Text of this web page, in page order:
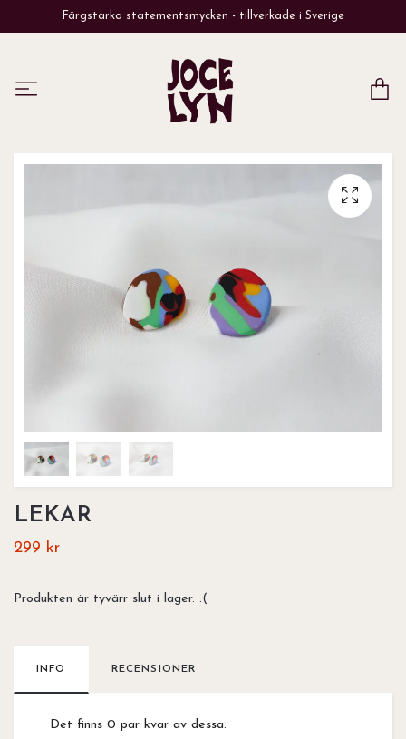
Färgstarka statementsmycken - tillverkade i Sverige
LEKAR
299 kr
Produkten är tyvärr slut i lager. :(
INFO RECENSIONER
Det finns 0 par kvar av dessa.